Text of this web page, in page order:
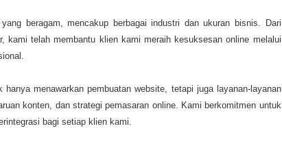
beragam, mencakup berbagai industri dan ukuran bisnis. Dari
kami telah membantu klien kami meraih kesuksesan online melalui
menawarkan pembuatan website, tetapi juga layanan-layanan
konten, dan strategi pemasaran online. Kami berkomitmen untuk
bagi setiap klien kami.